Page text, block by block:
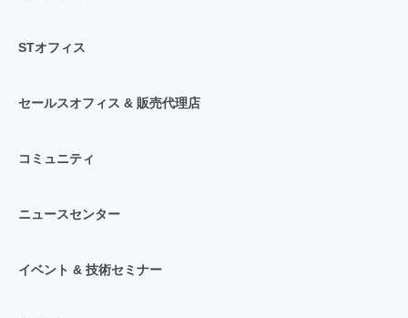
STオフィス
セールスオフィス & 販売代理店
コミュニティ
ニュースセンター
イベント & 技術セミナー